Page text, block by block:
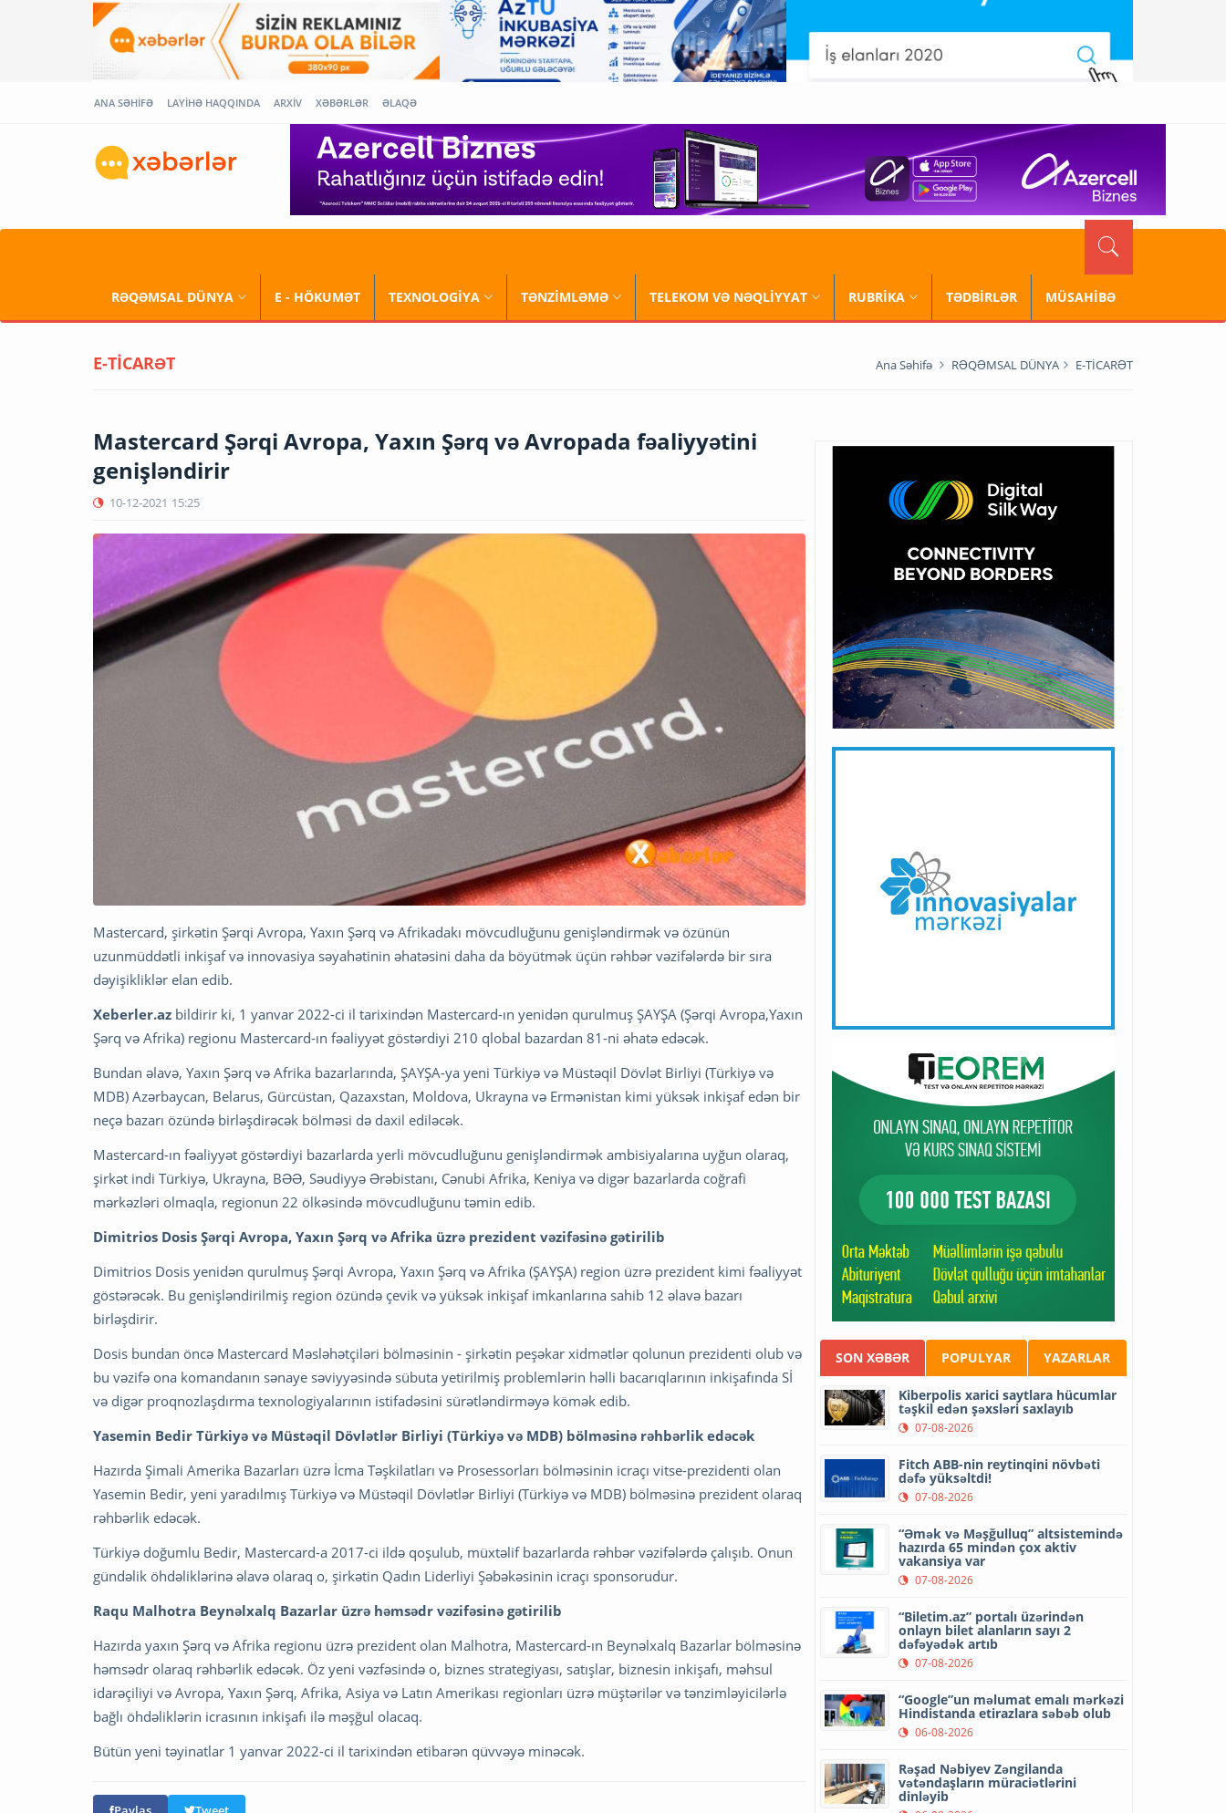
ANA SƏHİFƏ LAYİHƏ HAQQINDA ARXİV XƏBƏRLƏR ƏLAQƏ
RƏQƏMSAL DÜNYA E - HÖKUMƏT TEXNOLOGİYA TƏNZİMLƏMƏ TELEKOM VƏ NƏQLİYYAT RUBRİKA TƏDBİRLƏR MÜSAHİBƏ
E-TİCARƏT Ana Səhifə RƏQƏMSAL DÜNYA E-TİCARƏT
Mastercard Şərqi Avropa, Yaxın Şərq və Avropada fəaliyyətini
genişləndirir
10-12-2021 15:25
Mastercard, şirkətin Şərqi Avropa, Yaxın Şərq və Afrikadakı mövcudluğunu genişləndirmək və özünün
uzunmüddətli inkişaf və innovasiya səyahətinin əhatəsini daha da böyütmək üçün rəhbər vəzifələrdə bir sıra
dəyişikliklər elan edib.
Xeberler.az bildirir ki, 1 yanvar 2022-ci il tarixindən Mastercard-ın yenidən qurulmuş ŞAYŞA (Şərqi Avropa,Yaxın
Şərq və Afrika) regionu Mastercard-ın fəaliyyət göstərdiyi 210 qlobal bazardan 81-ni əhatə edəcək.
Bundan əlavə, Yaxın Şərq və Afrika bazarlarında, ŞAYŞA-ya yeni Türkiyə və Müstəqil Dövlət Birliyi (Türkiyə və
MDB) Azərbaycan, Belarus, Gürcüstan, Qazaxstan, Moldova, Ukrayna və Ermənistan kimi yüksək inkişaf edən bir
neçə bazarı özündə birləşdirəcək bölməsi də daxil ediləcək.
Mastercard-ın fəaliyyət göstərdiyi bazarlarda yerli mövcudluğunu genişləndirmək ambisiyalarına uyğun olaraq,
şirkət indi Türkiyə, Ukrayna, BƏƏ, Səudiyyə Ərəbistanı, Cənubi Afrika, Keniya və digər bazarlarda coğrafi
mərkəzləri olmaqla, regionun 22 ölkəsində mövcudluğunu təmin edib.
Dimitrios Dosis Şərqi Avropa, Yaxın Şərq və Afrika üzrə prezident vəzifəsinə gətirilib
Dimitrios Dosis yenidən qurulmuş Şərqi Avropa, Yaxın Şərq və Afrika (ŞAYŞA) region üzrə prezident kimi fəaliyyət
göstərəcək. Bu genişləndirilmiş region özündə çevik və yüksək inkişaf imkanlarına sahib 12 əlavə bazarı
birləşdirir.
Dosis bundan öncə Mastercard Məsləhətçiləri bölməsinin - şirkətin peşəkar xidmətlər qolunun prezidenti olub və
bu vəzifə ona komandanın sənaye səviyyəsində sübuta yetirilmiş problemlərin həlli bacarıqlarının inkişafında Sİ
və digər proqnozlaşdırma texnologiyalarının istifadəsini sürətləndirməyə kömək edib.
Yasemin Bedir Türkiyə və Müstəqil Dövlətlər Birliyi (Türkiyə və MDB) bölməsinə rəhbərlik edəcək
Hazırda Şimali Amerika Bazarları üzrə İcma Təşkilatları və Prosessorları bölməsinin icraçı vitse-prezidenti olan
Yasemin Bedir, yeni yaradılmış Türkiyə və Müstəqil Dövlətlər Birliyi (Türkiyə və MDB) bölməsinə prezident olaraq
rəhbərlik edəcək.
Türkiyə doğumlu Bedir, Mastercard-a 2017-ci ildə qoşulub, müxtəlif bazarlarda rəhbər vəzifələrdə çalışıb. Onun
gündəlik öhdəliklərinə əlavə olaraq o, şirkətin Qadın Liderliyi Şəbəkəsinin icraçı sponsorudur.
Raqu Malhotra Beynəlxalq Bazarlar üzrə həmsədr vəzifəsinə gətirilib
Hazırda yaxın Şərq və Afrika regionu üzrə prezident olan Malhotra, Mastercard-ın Beynəlxalq Bazarlar bölməsinə
həmsədr olaraq rəhbərlik edəcək. Öz yeni vəzfəsində o, biznes strategiyası, satışlar, biznesin inkişafı, məhsul
idarəçiliyi və Avropa, Yaxın Şərq, Afrika, Asiya və Latın Amerikası regionları üzrə müştərilər və tənzimləyicilərlə
bağlı öhdəliklərin icrasının inkişafı ilə məşğul olacaq.
Bütün yeni təyinatlar 1 yanvar 2022-ci il tarixindən etibarən qüvvəyə minəcək.
SON XƏBƏR POPULYAR YAZARLAR
Kiberpolis xarici saytlara hücumlar
təşkil edən şəxsləri saxlayıb
07-08-2026
Fitch ABB-nin reytinqini növbəti
dəfə yüksəltdi!
07-08-2026
“Əmək və Məşğulluq” altsistemində
hazırda 65 mindən çox aktiv
vakansiya var
07-08-2026
“Biletim.az” portalı üzərindən
onlayn bilet alanların sayı 2
dəfəyədək artıb
07-08-2026
“Google”un məlumat emalı mərkəzi
Hindistanda etirazlara səbəb olub
06-08-2026
Rəşad Nəbiyev Zəngilanda
vətəndaşların müraciətlərini
dinləyib